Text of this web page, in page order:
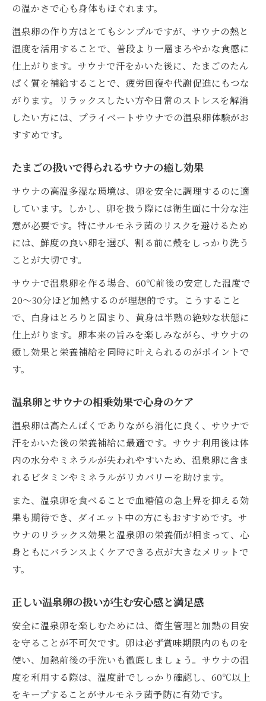
の温かさで心も身体もほぐれます。
温泉卵の作り方はとてもシンプルですが、サウナの熱と
湿度を活用することで、普段より一層まろやかな食感に
仕上がります。サウナで汗をかいた後に、たまごのたん
ぱく質を補給することで、疲労回復や代謝促進にもつな
がります。リラックスしたい方や日常のストレスを解消
したい方には、プライベートサウナでの温泉卵体験がお
すすめです。
たまごの扱いで得られるサウナの癒し効果
サウナの高温多湿な環境は、卵を安全に調理するのに適
しています。しかし、卵を扱う際には衛生面に十分な注
意が必要です。特にサルモネラ菌のリスクを避けるため
には、鮮度の良い卵を選び、割る前に殻をしっかり洗う
ことが大切です。
サウナで温泉卵を作る場合、60℃前後の安定した温度で
20〜30分ほど加熱するのが理想的です。こうすること
で、白身はとろりと固まり、黄身は半熟の絶妙な状態に
仕上がります。卵本来の旨みを楽しみながら、サウナの
癒し効果と栄養補給を同時に叶えられるのがポイントで
す。
温泉卵とサウナの相乗効果で心身のケア
温泉卵は高たんぱくでありながら消化に良く、サウナで
汗をかいた後の栄養補給に最適です。サウナ利用後は体
内の水分やミネラルが失われやすいため、温泉卵に含ま
れるビタミンやミネラルがリカバリーを助けます。
また、温泉卵を食べることで血糖値の急上昇を抑える効
果も期待でき、ダイエット中の方にもおすすめです。サ
ウナのリラックス効果と温泉卵の栄養価が相まって、心
身ともにバランスよくケアできる点が大きなメリットで
す。
正しい温泉卵の扱いが生む安心感と満足感
安全に温泉卵を楽しむためには、衛生管理と加熱の目安
を守ることが不可欠です。卵は必ず賞味期限内のものを
使い、加熱前後の手洗いも徹底しましょう。サウナの温
度を利用する際は、温度計でしっかり確認し、60℃以上
をキープすることがサルモネラ菌予防に有効です。